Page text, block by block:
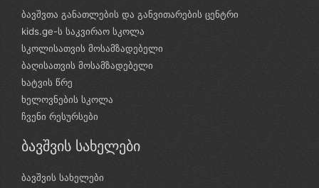
ბავშვთა განათლების და განვითარების ცენტრი
kids.ge-ს საკვირაო სკოლა
სკოლისათვის მოსამზადებელი
ბაღისათვის მოსამზადებელი
ხატვის წრე
ხელოვნების სკოლა
ჩვენი რესურსები
ბავშვის სახელები
ბავშვის სახელები